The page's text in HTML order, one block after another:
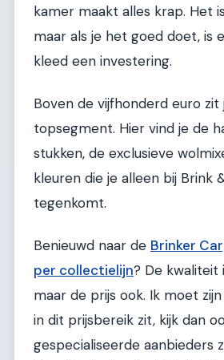
kamer maakt alles krap. Het
maar als je het goed doet, is
kleed een investering.
Boven de vijfhonderd euro zit
topsegment. Hier vind je de
stukken, de exclusieve
kleuren die je alleen bij Brink
tegenkomt.
Benieuwd naar de Brinker
per collectielijn? De kwaliteit
maar de prijs ook. Ik moet zijn
in dit prijsbereik zit, kijk dan
gespecialiseerde aanbieders